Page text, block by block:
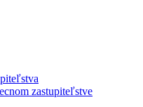
zastupiteľstve